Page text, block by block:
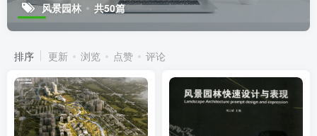
风景园林 共50篇
排序 更新 浏览 点赞 评论